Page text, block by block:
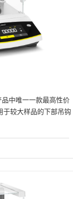
中唯一一款最高性价
于较大样品的下部吊钩